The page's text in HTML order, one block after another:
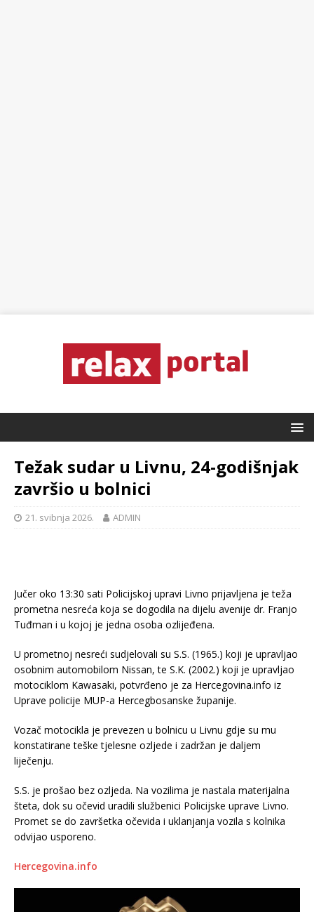
Težak sudar u Livnu, 24-godišnjak
završio u bolnici
21. svibnja 2026. ADMIN
Jučer oko 13:30 sati Policijskoj upravi Livno prijavljena je teža
prometna nesreća koja se dogodila na dijelu avenije dr. Franjo
Tuđman i u kojoj je jedna osoba ozlijeđena.
U prometnoj nesreći sudjelovali su S.S. (1965.) koji je upravljao
osobnim automobilom Nissan, te S.K. (2002.) koji je upravljao
motociklom Kawasaki, potvrđeno je za Hercegovina.info iz
Uprave policije MUP-a Hercegbosanske županije.
Vozač motocikla je prevezen u bolnicu u Livnu gdje su mu
konstatirane teške tjelesne ozljede i zadržan je daljem
liječenju.
S.S. je prošao bez ozljeda. Na vozilima je nastala materijalna
šteta, dok su očevid uradili službenici Policijske uprave Livno.
Promet se do završetka očevida i uklanjanja vozila s kolnika
odvijao usporeno.
Hercegovina.info